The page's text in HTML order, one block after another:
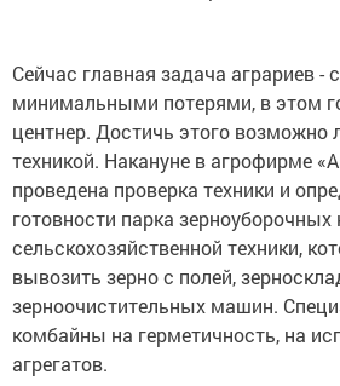
Сейчас главная задача аграриев -
минимальными потерями, в этом
центнер. Достичь этого возможно
техникой. Накануне в агрофирме
проведена проверка техники и
готовности парка
сельскохозяйственной техники,
вывозить зерно с полей,
зерноочистительных машин.
комбайны на герметичность, на
агрегатов.